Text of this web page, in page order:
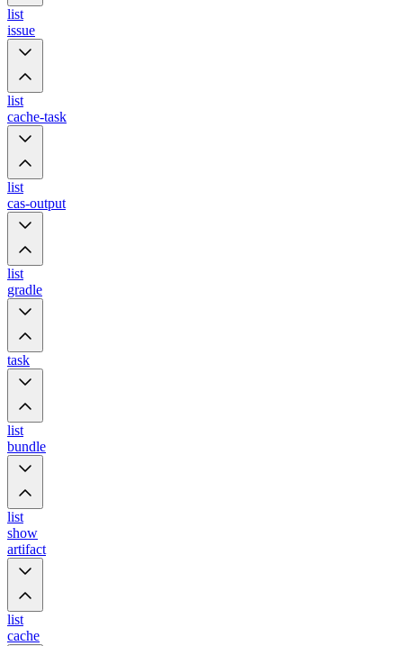
list
issue
list
cache-task
list
cas-output
list
gradle
task
list
bundle
list
show
artifact
list
cache